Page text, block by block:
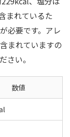
まれているた
必要です。アレ
まれていますの
さい。
数値